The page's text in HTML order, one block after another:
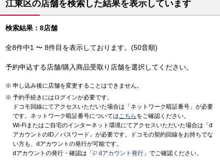
江東区の店舗を検索した結果を表示しています
検索結果：8店舗
全8件中1 〜 8件目を表示しております。(50音順)
予約申込する店舗/購入商品受取り店舗を選択してください。
申し込み後に店舗を変更することはできません。
予約手続きにはログインが必要です。
ドコモ回線にてアクセスいただいた場合は「ネットワーク暗証番号」が必要
です。ネットワーク暗証番号についてはこちら をご確認ください。
Wi-Fiまたはご自宅のインターネット環境にてアクセスいただいた場合は「d
アカウントのID／パスワード」が必要です。ドコモの契約回線をお持ちでな
い方も、dアカウントの発行が可能です。
dアカウントの発行・確認は「
dアカウント発行 」でご確認ください。